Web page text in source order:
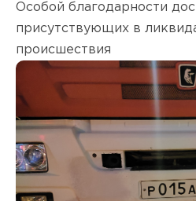
Особой благодарности
присутствующих в
происшествия